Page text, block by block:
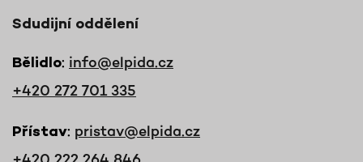
Sdudijní oddělení
Bělidlo: info@elpida.cz
+420 272 701 335
Přístav: pristav@elpida.cz
+420 222 264 846